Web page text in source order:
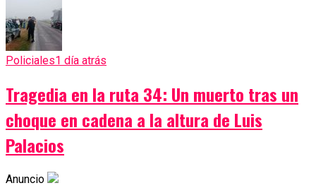
Policiales1 día atrás
Tragedia en la ruta 34: Un muerto tras un
choque en cadena a la altura de Luis
Palacios
Anuncio